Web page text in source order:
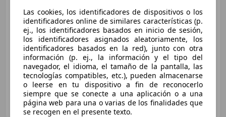
€ 12.990
Buen precio
11/2016 111.208 km Diésel 110 kW (150 CV)
FLEXICAR VIGO - San Andrés
ES-36213 Vigo
Las cookies, los identificadores de dispositivos o los
identificadores online de similares características (p.
ej., los identificadores basados en inicio de sesión,
los identificadores asignados aleatoriamente, los
identificadores basados en la red), junto con otra
información (p. ej., la información y el tipo del
navegador, el idioma, el tamaño de la pantalla, las
tecnologías compatibles, etc.), pueden almacenarse
o leerse en tu dispositivo a fin de reconocerlo
siempre que se conecte a una aplicación o a una
página web para una o varias de los finalidades que
se recogen en el presente texto.